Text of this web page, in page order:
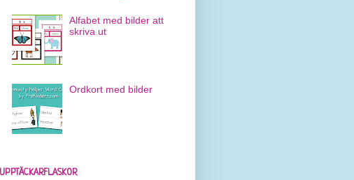
Alfabet med bilder att
skriva ut
Ordkort med bilder
UPPTÄCKARFLASKOR